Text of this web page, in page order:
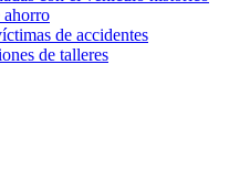
ahorro
de accidentes
de talleres